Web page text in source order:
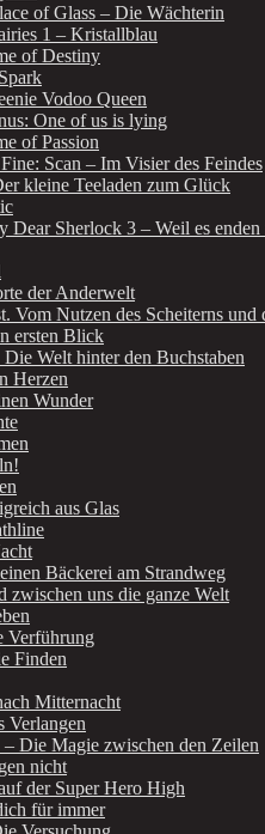
of Glass – Die Wächterin
1 – Kristallblau
of Destiny
Vodoo Queen
One of us is lying
of Passion
Scan – Im Visier des Feindes
kleine Teeladen zum Glück
Dear Sherlock 3 – Weil es enden
der Anderwelt
Vom Nutzen des Scheiterns und
ersten Blick
Welt hinter den Buchstaben
Herzen
Wunder
aus Glas
Bäckerei am Strandweg
zwischen uns die ganze Welt
Verführung
Finden
Mitternacht
Verlangen
Die Magie zwischen den Zeilen
nicht
der Super Hero High
für immer